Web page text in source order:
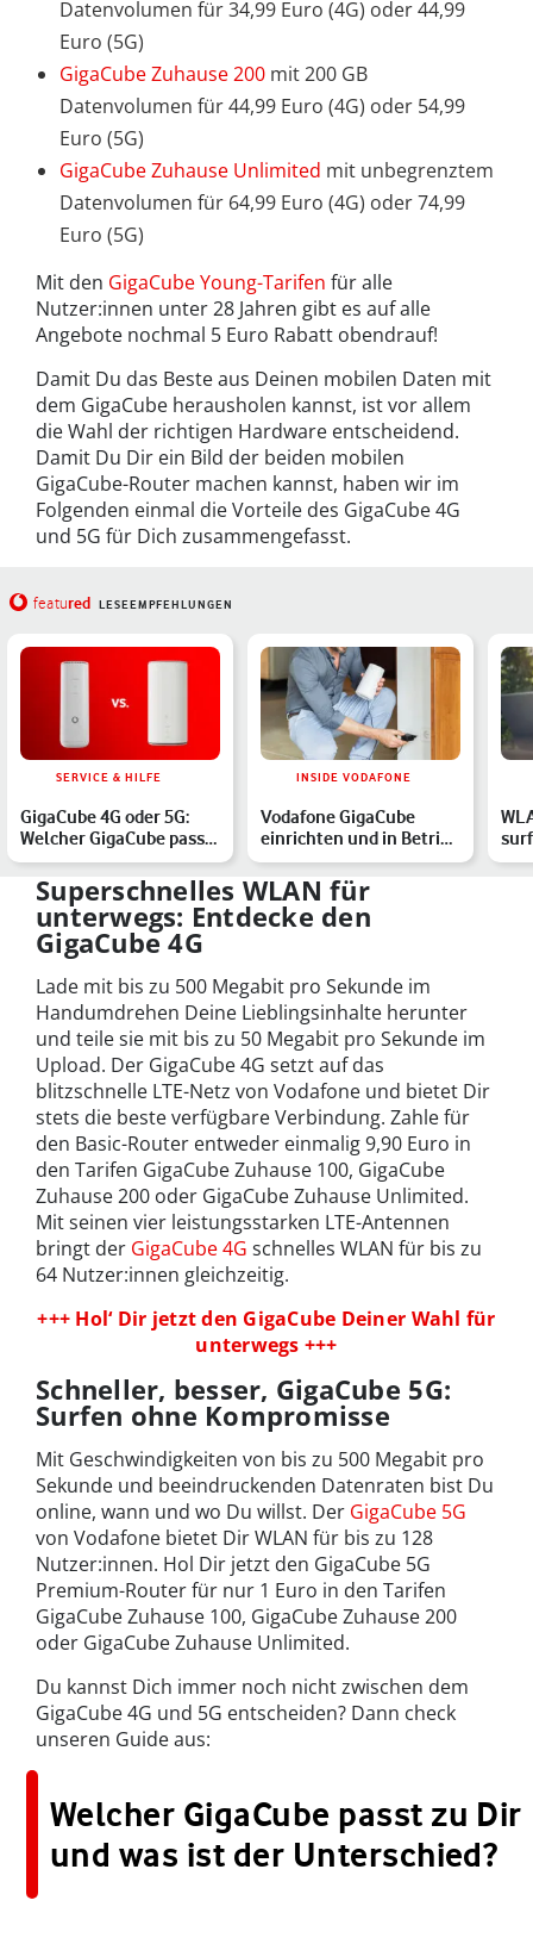
Datenvolumen für 34,99 Euro (4G) oder 44,99
Euro (5G)
GigaCube Zuhause 200 mit 200 GB
Datenvolumen für 44,99 Euro (4G) oder 54,99
Euro (5G)
GigaCube Zuhause Unlimited mit unbegrenztem
Datenvolumen für 64,99 Euro (4G) oder 74,99
Euro (5G)
Mit den GigaCube Young-Tarifen für alle
Nutzer:innen unter 28 Jahren gibt es auf alle
Angebote nochmal 5 Euro Rabatt obendrauf!
Damit Du das Beste aus Deinen mobilen Daten mit
dem GigaCube herausholen kannst, ist vor allem
die Wahl der richtigen Hardware entscheidend.
Damit Du Dir ein Bild der beiden mobilen
GigaCube-Router machen kannst, haben wir im
Folgenden einmal die Vorteile des GigaCube 4G
und 5G für Dich zusammengefasst.
featured LESEEMPFEHLUNGEN
SERVICE & HILFE
GigaCube 4G oder 5G:
Welcher GigaCube passt
zu Dir und wo sind di…
INSIDE VODAFONE
Vodafone GigaCube
einrichten und in Betrieb
nehmen – in wenigen S…
Superschnelles WLAN für
unterwegs: Entdecke den
GigaCube 4G
Lade mit bis zu 500 Megabit pro Sekunde im
Handumdrehen Deine Lieblingsinhalte herunter
und teile sie mit bis zu 50 Megabit pro Sekunde im
Upload. Der GigaCube 4G setzt auf das
blitzschnelle LTE-Netz von Vodafone und bietet Dir
stets die beste verfügbare Verbindung. Zahle für
den Basic-Router entweder einmalig 9,90 Euro in
den Tarifen GigaCube Zuhause 100, GigaCube
Zuhause 200 oder GigaCube Zuhause Unlimited.
Mit seinen vier leistungsstarken LTE-Antennen
bringt der GigaCube 4G schnelles WLAN für bis zu
64 Nutzer:innen gleichzeitig.
+++ Hol‘ Dir jetzt den GigaCube Deiner Wahl für
unterwegs +++
Schneller, besser, GigaCube 5G:
Surfen ohne Kompromisse
Mit Geschwindigkeiten von bis zu 500 Megabit pro
Sekunde und beeindruckenden Datenraten bist Du
online, wann und wo Du willst. Der GigaCube 5G
von Vodafone bietet Dir WLAN für bis zu 128
Nutzer:innen. Hol Dir jetzt den GigaCube 5G
Premium-Router für nur 1 Euro in den Tarifen
GigaCube Zuhause 100, GigaCube Zuhause 200
oder GigaCube Zuhause Unlimited.
Du kannst Dich immer noch nicht zwischen dem
GigaCube 4G und 5G entscheiden? Dann check
unseren Guide aus:
Welcher GigaCube passt zu Dir
und was ist der Unterschied?